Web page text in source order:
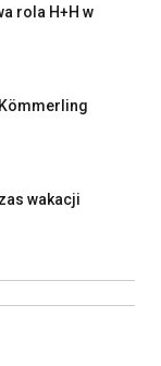
rola H+H w
wakacji